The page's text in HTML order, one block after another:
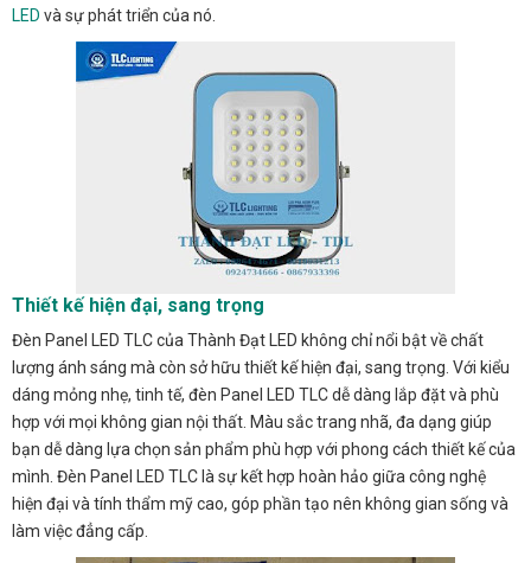
LED và sự phát triển của nó.
Thiết kế hiện đại, sang trọng
Đèn Panel LED TLC của Thành Đạt LED không chỉ nổi bật về chất
lượng ánh sáng mà còn sở hữu thiết kế hiện đại, sang trọng. Với kiểu
dáng mỏng nhẹ, tinh tế, đèn Panel LED TLC dễ dàng lắp đặt và phù
hợp với mọi không gian nội thất. Màu sắc trang nhã, đa dạng giúp
bạn dễ dàng lựa chọn sản phẩm phù hợp với phong cách thiết kế của
mình. Đèn Panel LED TLC là sự kết hợp hoàn hảo giữa công nghệ
hiện đại và tính thẩm mỹ cao, góp phần tạo nên không gian sống và
làm việc đẳng cấp.